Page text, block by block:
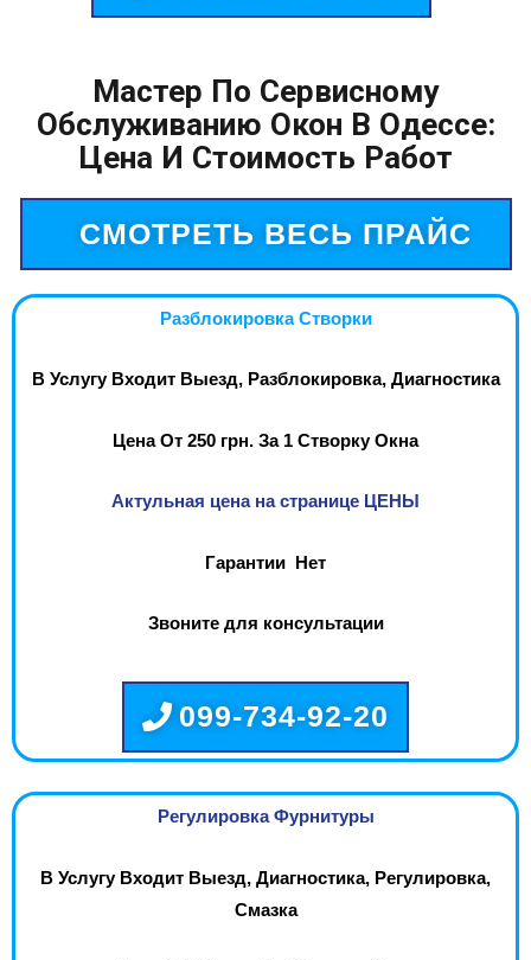
Мастер По Сервисному
Обслуживанию Окон В Одессе:
Цена И Стоимость Работ
СМОТРЕТЬ ВЕСЬ ПРАЙС
Разблокировка Створки
В Услугу Входит Выезд, Разблокировка, Диагностика
Цена От 250 грн. За 1 Створку Окна
Актульная цена на странице ЦЕНЫ
Гарантии Нет
Звоните для консультации
099-734-92-20
Регулировка Фурнитуры
В Услугу Входит Выезд, Диагностика, Регулировка,
Смазка